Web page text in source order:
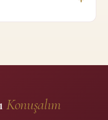
Konuşalım